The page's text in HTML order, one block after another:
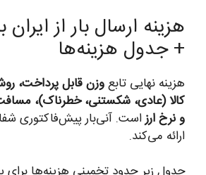
هزینه ارسال بار از ایران
+ جدول هزینه‌ها
هزینه نهایی تابعوزن قابل پرداخت، روش
کالا (عادی، شکستنی، خطرناک)، مسافت
و نرخ ارزاست. آنی‌بار پیش‌فاکتوری
ارائه می‌کند.